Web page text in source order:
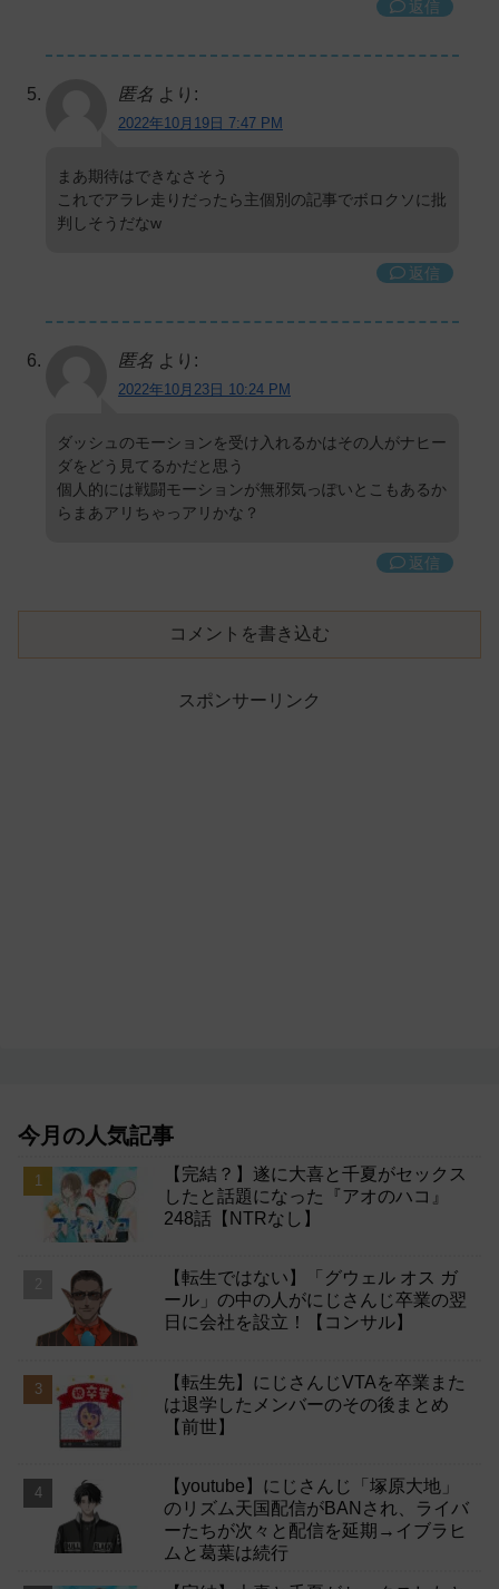
返信
匿名 より:
2022年10月19日 7:47 PM
まあ期待はできなさそう
これでアラレ走りだったら主個別の記事でボロクソに批
判しそうだなw
返信
匿名 より:
2022年10月23日 10:24 PM
ダッシュのモーションを受け入れるかはその人がナヒー
ダをどう見てるかだと思う
個人的には戦闘モーションが無邪気っぽいとこもあるか
らまあアリちゃっアリかな？
返信
コメントを書き込む
スポンサーリンク
今月の人気記事
【完結？】遂に大喜と千夏がセックス
したと話題になった『アオのハコ』
248話【NTRなし】
【転生ではない】「グウェル オス ガ
ール」の中の人がにじさんじ卒業の翌
日に会社を設立！【コンサル】
【転生先】にじさんじVTAを卒業また
は退学したメンバーのその後まとめ
【前世】
【youtube】にじさんじ「塚原大地」
のリズム天国配信がBANされ、ライバ
ーたちが次々と配信を延期→イブラヒ
ムと葛葉は続行